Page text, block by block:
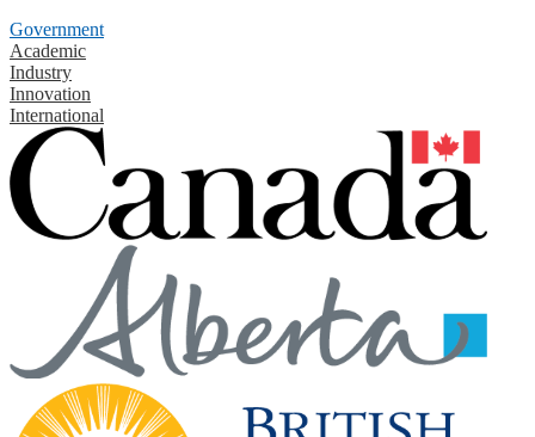
Government
Academic
Industry
Innovation
International